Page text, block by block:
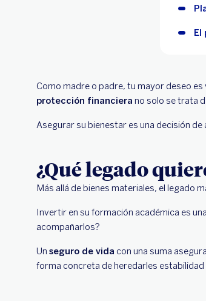
El
Como madre o padre, tu mayor deseo
protección financiera no solo se trata
Asegurar su bienestar es una decisión
¿Qué legado
Más allá de bienes materiales, el legado
Invertir en su formación académica es
acompañarlos?
Un seguro de vida con una suma
forma concreta de heredarles